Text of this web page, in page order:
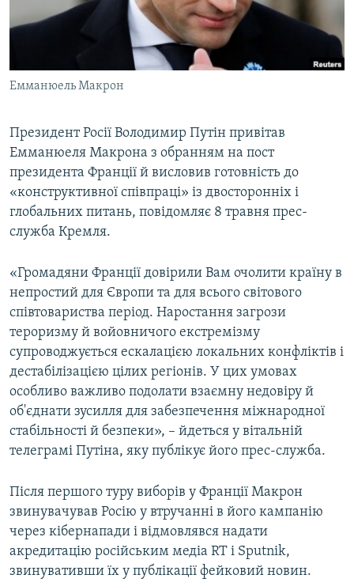
ВІДЕОУРОКИ «ELIFBE»
УКРАЇНСЬКА ПРОБЛЕМА КРИМУ
ІНФОГРАФІКА
Русский
ДОЛУЧАЙСЯ!
Усі сайти RFE/RL
Емманюель Макрон
Президент Росії Володимир Путін привітав
Емманюеля Макрона з обранням на пост
президента Франції й висловив готовність до
«конструктивної співпраці» із двосторонніх і
глобальних питань, повідомляє 8 травня прес-
служба Кремля.
«Громадяни Франції довірили Вам очолити країну в
непростий для Європи та для всього світового
співтовариства період. Наростання загрози
тероризму й войовничого екстремізму
супроводжується ескалацією локальних конфліктів і
дестабілізацією цілих регіонів. У цих умовах
особливо важливо подолати взаємну недовіру й
об'єднати зусилля для забезпечення міжнародної
стабільності й безпеки», – йдеться у вітальній
телеграмі Путіна, яку публікує його прес-служба.
Після першого туру виборів у Франції Макрон
звинувачував Росію у втручанні в його кампанію
через кібернапади і відмовлявся надати
акредитацію російським медіа RT і Sputnik,
звинувативши їх у публікації фейковий новин.